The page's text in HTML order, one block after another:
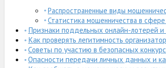
Распространенные виды
Статистика мошенничества в
Признаки поддельных онлайн-лотерей и
Как проверять легитимность
Советы по участию в безопасных
Опасности передачи личных данных и